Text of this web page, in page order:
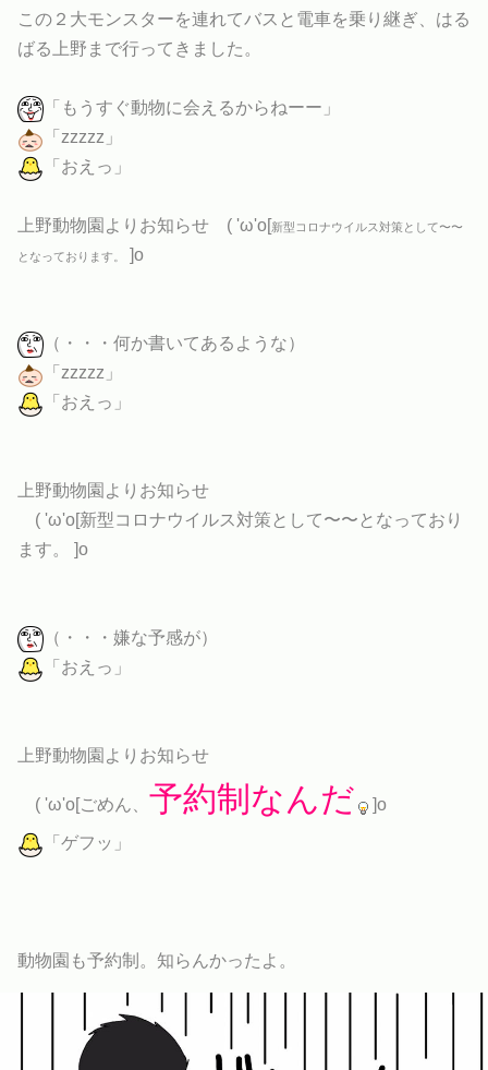
この２大モンスターを連れてバスと電車を乗り継ぎ、はる
ばる上野まで行ってきました。
「もうすぐ動物に会えるからねーー」
「zzzzz」
「おえっ」
上野動物園よりお知らせ ( 'ω'o[新型コロナウイルス対策として〜〜
となっております。 ]o
（・・・何か書いてあるような）
「zzzzz」
「おえっ」
上野動物園よりお知らせ
( 'ω'o[新型コロナウイルス対策として〜〜となっており
ます。
]o
（・・・嫌な予感が）
「おえっ」
上野動物園よりお知らせ
( 'ω'o[ごめん、 予約制なんだ ]o
「ゲフッ」
動物園も予約制。知らんかったよ。